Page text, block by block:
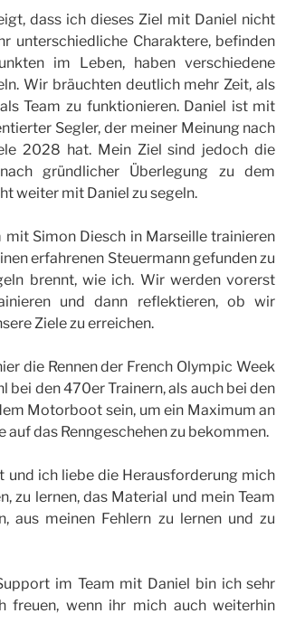
dass ich dieses Ziel mit Daniel nicht
unterschiedliche Charaktere, befinden
im Leben, haben verschiedene
Wir bräuchten deutlich mehr Zeit, als
Team zu funktionieren. Daniel ist mit
Segler, der meiner Meinung nach
2028 hat. Mein Ziel sind jedoch die
gründlicher Überlegung zu dem
weiter mit Daniel zu segeln.
Simon Diesch in Marseille trainieren
erfahrenen Steuermann gefunden zu
brennt, wie ich. Wir werden vorerst
und dann reflektieren, ob wir
Ziele zu erreichen.
die Rennen der French Olympic Week
bei den 470er Trainern, als auch bei den
Motorboot sein, um ein Maximum an
auf das Renngeschehen zu bekommen.
und ich liebe die Herausforderung mich
zu lernen, das Material und mein Team
aus meinen Fehlern zu lernen und zu
im Team mit Daniel bin ich sehr
freuen, wenn ihr mich auch weiterhin